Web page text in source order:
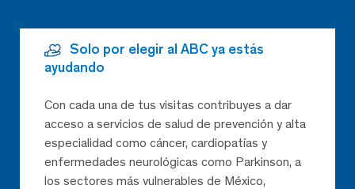
Solo por elegir al ABC ya estás
ayudando
Con cada una de tus visitas contribuyes a dar
acceso a servicios de salud de prevención y alta
especialidad como cáncer, cardiopatías y
enfermedades neurológicas como Parkinson, a
los sectores más vulnerables de México,